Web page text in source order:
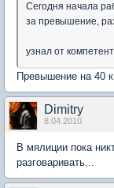
Сегодня начала
за превышение,
узнал от
Превышение на 40
Dimitry
8.04.2010
В мялиции пока
разговаривать...